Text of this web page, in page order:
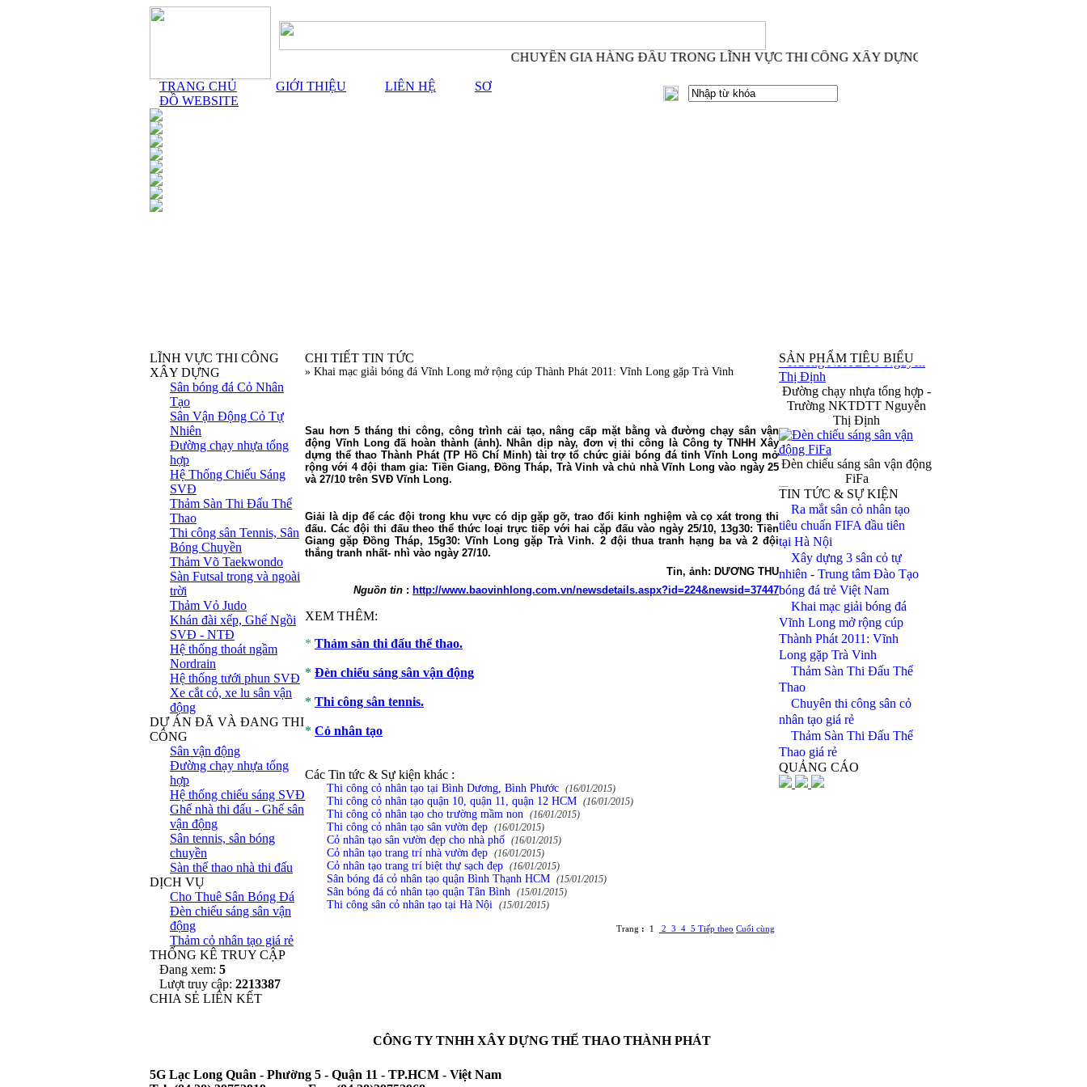
CHUYÊN GIA HÀNG ĐẦU TRONG LĨNH VỰC THI CÔNG XÂY DỰNG SÂN VẬN ĐỘNG CỎ TỰ
TRANG CHỦ GIỚI THIỆU LIÊN HỆ
SƠ
ĐỒ WEBSITE
LĨNH VỰC THI CÔNG
XÂY DỰNG
Sân bóng đá Cỏ Nhân
Tạo
Sân Vận Động Cỏ Tự
Nhiên
Đường chạy nhựa tổng
hợp
Hệ Thống Chiếu Sáng
SVĐ
Thảm Sàn Thi Đấu Thể
Thao
Thi công sân Tennis, Sân
Bóng Chuyền
Thảm Võ Taekwondo
Sàn Futsal trong và ngoài
trời
Thảm Vỏ Judo
Khán đài xếp, Ghế Ngồi
SVĐ - NTĐ
Hệ thống thoát ngầm
Nordrain
Hệ thống tưới phun SVĐ
Xe cắt cỏ, xe lu sân vận
động
DỰ ÁN ĐÃ VÀ ĐANG THI
CÔNG
Sân vận động
Đường chạy nhựa tổng
hợp
Hệ thống chiếu sáng SVĐ
Ghế nhà thi đấu - Ghế sân
vận động
Sân tennis, sân bóng
chuyền
Sàn thể thao nhà thi đấu
DỊCH VỤ
Cho Thuê Sân Bóng Đá
Đèn chiếu sáng sân vận
động
Thảm cỏ nhân tạo giá rẻ
THỐNG KÊ TRUY CẬP
Đang xem: 5
Lượt truy cập: 2213387
CHIA SẺ LIÊN KẾT
CHI TIẾT TIN TỨC
» Khai mạc giải bóng đá Vĩnh Long mở rộng cúp Thành Phát 2011: Vĩnh Long gặp Trà Vinh
Sau hơn 5 tháng thi công, công trình cải tạo, nâng cấp mặt bằng và đường chạy sân vận
động Vĩnh Long đã hoàn thành (ảnh). Nhân dịp này, đơn vị thi công là Công ty TNHH Xây
dựng thể thao Thành Phát (TP Hồ Chí Minh) tài trợ tổ chức giải bóng đá tỉnh Vĩnh Long mở
rộng với 4 đội tham gia: Tiền Giang, Đồng Tháp, Trà Vinh và chủ nhà Vĩnh Long vào ngày 25
và 27/10 trên SVĐ Vĩnh Long.
Giải là dịp để các đội trong khu vực có dịp gặp gỡ, trao đổi kinh nghiệm và cọ xát trong thi
đấu. Các đội thi đấu theo thể thức loại trực tiếp với hai cặp đấu vào ngày 25/10, 13g30: Tiền
Giang gặp Đồng Tháp, 15g30: Vĩnh Long gặp Trà Vinh. 2 đội thua tranh hạng ba và 2 đội
thắng tranh nhất- nhì vào ngày 27/10.
Tin, ảnh: DƯƠNG THU
Nguồn tin : http://www.baovinhlong.com.vn/newsdetails.aspx?id=224&newsid=37447
XEM THÊM:
* Thảm sàn thi đấu thể thao.
* Đèn chiếu sáng sân vận động
* Thi công sân tennis.
* Cỏ nhân tạo
Các Tin tức & Sự kiện khác :
Thi công cỏ nhân tạo tại Bình Dương, Bình Phước (16/01/2015)
Thi công cỏ nhân tạo quận 10, quận 11, quận 12 HCM (16/01/2015)
Thi công cỏ nhân tạo cho trường mầm non (16/01/2015)
Thi công cỏ nhân tạo sân vườn đẹp (16/01/2015)
Cỏ nhân tạo sân vườn đẹp cho nhà phố (16/01/2015)
Cỏ nhân tạo trang trí nhà vườn đẹp (16/01/2015)
Cỏ nhân tạo trang trí biệt thự sạch đẹp (16/01/2015)
Sân bóng đá cỏ nhân tạo quận Bình Thạnh HCM (15/01/2015)
Sân bóng đá cỏ nhân tạo quận Tân Bình (15/01/2015)
Thi công sân cỏ nhân tạo tại Hà Nội (15/01/2015)
Trang : 1 2 3 4 5 Tiếp theo Cuối cùng
SẢN PHẨM TIÊU BIỂU
Đường chạy nhựa tổng hợp -
Trường NKTDTT Nguyễn
Thị Định
Đèn chiếu sáng sân vận động
FiFa
Hệ thống tưới pop - up SVĐ
Mỹ Đình Hà Nội
TIN TỨC & SỰ KIỆN
Ra mắt sân cỏ nhân tạo
tiêu chuẩn FIFA đầu tiên
tại Hà Nội
Xây dựng 3 sân cỏ tự
nhiên - Trung tâm Đào Tạo
bóng đá trẻ Việt Nam
Khai mạc giải bóng đá
Vĩnh Long mở rộng cúp
Thành Phát 2011: Vĩnh
Long gặp Trà Vinh
Thảm Sàn Thi Đấu Thể
Thao
Chuyên thi công sân cỏ
nhân tạo giá rẻ
Thảm Sàn Thi Đấu Thể
Thao giá rẻ
QUẢNG CÁO
CÔNG TY TNHH XÂY DỰNG THỂ THAO THÀNH PHÁT
5G Lạc Long Quân - Phường 5 - Quận 11 - TP.HCM - Việt Nam